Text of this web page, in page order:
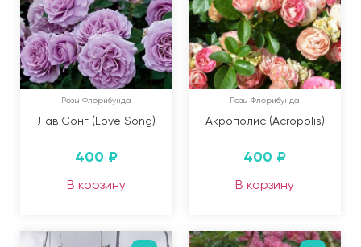
Розы Флорибунда
Лав Сонг (Love Song)
400 ₽
В корзину
Розы Флорибунда
Акрополис (Acropolis)
400 ₽
В корзину